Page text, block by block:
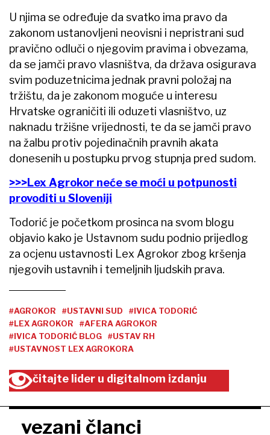
U njima se određuje da svatko ima pravo da
zakonom ustanovljeni neovisni i nepristrani sud
pravično odluči o njegovim pravima i obvezama,
da se jamči pravo vlasništva, da država osigurava
svim poduzetnicima jednak pravni položaj na
tržištu, da je zakonom moguće u interesu
Hrvatske ograničiti ili oduzeti vlasništvo, uz
naknadu tržišne vrijednosti, te da se jamči pravo
na žalbu protiv pojedinačnih pravnih akata
donesenih u postupku prvog stupnja pred sudom.
>>>Lex Agrokor neće se moći u potpunosti
provoditi u Sloveniji
Todorić je početkom prosinca na svom blogu
objavio kako je Ustavnom sudu podnio prijedlog
za ocjenu ustavnosti Lex Agrokor zbog kršenja
njegovih ustavnih i temeljnih ljudskih prava.
#AGROKOR #USTAVNI SUD
#IVICA TODORIĆ
#LEX AGROKOR
#AFERA AGROKOR
#IVICA TODORIĆ BLOG
#USTAV RH
#USTAVNOST LEX AGROKORA
čitajte lider u digitalnom izdanju
vezani članci